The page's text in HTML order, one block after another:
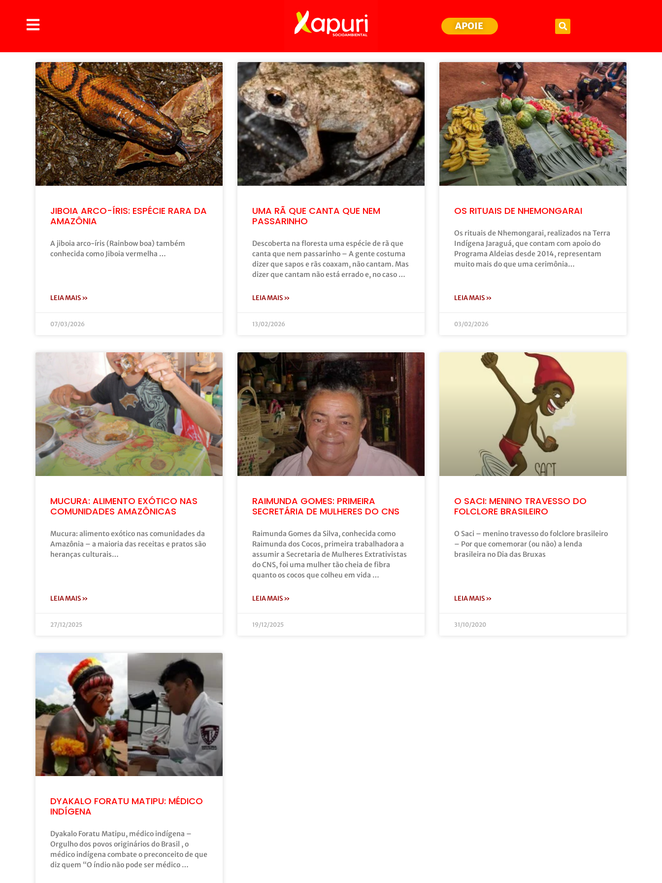
APOIE
JIBOIA ARCO-ÍRIS: ESPÉCIE RARA DA
AMAZÔNIA
A jiboia arco-íris (Rainbow boa) também
conhecida como Jiboia vermelha …
LEIA MAIS »
07/03/2026
UMA RÃ QUE CANTA QUE NEM
PASSARINHO
Descoberta na floresta uma espécie de rã que
canta que nem passarinho – A gente costuma
dizer que sapos e rãs coaxam, não cantam. Mas
dizer que cantam não está errado e, no caso …
LEIA MAIS »
13/02/2026
OS RITUAIS DE NHEMONGARAI
Os rituais de Nhemongarai, realizados na Terra
Indígena Jaraguá, que contam com apoio do
Programa Aldeias desde 2014, representam
muito mais do que uma cerimônia…
LEIA MAIS »
03/02/2026
MUCURA: ALIMENTO EXÓTICO NAS
COMUNIDADES AMAZÔNICAS
Mucura: alimento exótico nas comunidades da
Amazônia – a maioria das receitas e pratos são
heranças culturais…
LEIA MAIS »
27/12/2025
RAIMUNDA GOMES: PRIMEIRA
SECRETÁRIA DE MULHERES DO CNS
Raimunda Gomes da Silva, conhecida como
Raimunda dos Cocos, primeira trabalhadora a
assumir a Secretaria de Mulheres Extrativistas
do CNS, foi uma mulher tão cheia de fibra
quanto os cocos que colheu em vida …
LEIA MAIS »
19/12/2025
O SACI: MENINO TRAVESSO DO
FOLCLORE BRASILEIRO
O Saci – menino travesso do folclore brasileiro
– Por que comemorar (ou não) a lenda
brasileira no Dia das Bruxas
LEIA MAIS »
31/10/2020
DYAKALO FORATU MATIPU: MÉDICO
INDÍGENA
Dyakalo Foratu Matipu, médico indígena –
Orgulho dos povos originários do Brasil , o
médico indígena combate o preconceito de que
diz quem “O índio não pode ser médico …